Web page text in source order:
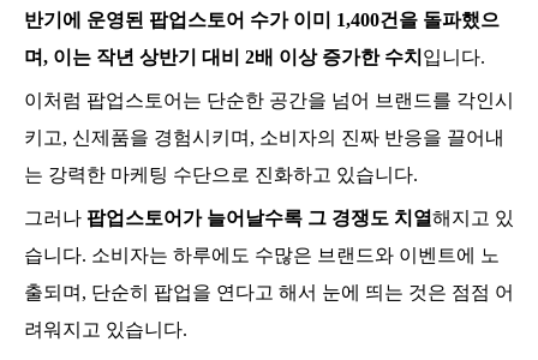
반기에 운영된 팝업스토어 수가 이미 1,400건을 돌파했으
며, 이는 작년 상반기 대비 2배 이상 증가한 수치 입니다.
이처럼 팝업스토어는 단순한 공간을 넘어 브랜드를 각인시
키고, 신제품을 경험시키며, 소비자의 진짜 반응을 끌어내
는 강력한 마케팅 수단으로 진화하고 있습니다.
그러나 팝업스토어가 늘어날수록 그 경쟁도 치열해지고 있
습니다. 소비자는 하루에도 수많은 브랜드와 이벤트에 노
출되며, 단순히 팝업을 연다고 해서 눈에 띄는 것은 점점 어
려워지고 있습니다.